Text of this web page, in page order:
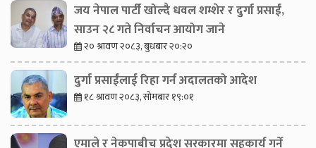
जय नेपाल पार्टी खोल्दै धवल शम्शेर र दुर्गा प्रसाईं,
साउन २८ गते निर्वाचन आयोग जाने
२० श्रावण २०८३, बुधबार २०:२०
दुर्गा प्रसाईंलाई रिहा गर्न अदालतको आदेश
१८ श्रावण २०८३, सोमबार १९:०१